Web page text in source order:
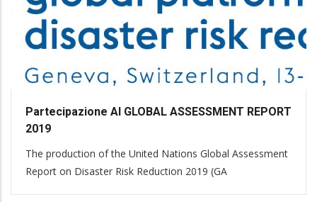
Partecipazione Al GLOBAL ASSESSMENT REPORT
2019
The production of the United Nations Global Assessment
Report on Disaster Risk Reduction 2019 (GA